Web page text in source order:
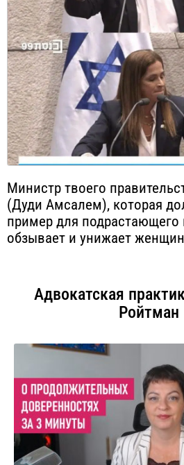
Министр твоего
(Дуди Амсалем), которая
пример для подрастающего
обзывает и унижает
Адвокатская
Ройтман